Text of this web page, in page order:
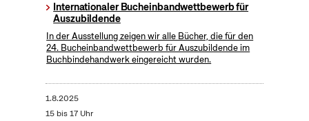
Internationaler Bucheinbandwettbewerb für
Auszubildende
In der Ausstellung zeigen wir alle Bücher, die für den
24. Bucheinbandwettbewerb für Auszubildende im
Buchbindehandwerk eingereicht wurden.
1.8.2025
15 bis 17 Uhr